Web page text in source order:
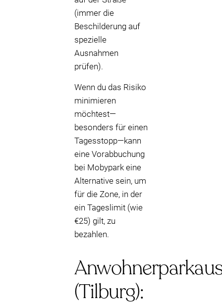
(immer die
Beschilderung auf
spezielle
Ausnahmen
prüfen).
Wenn du das Risiko
minimieren
möchtest—
besonders für einen
Tagesstopp—kann
eine Vorabbuchung
bei Mobypark eine
Alternative sein, um
für die Zone, in der
ein Tageslimit (wie
€25) gilt, zu
bezahlen.
(Tilburg):